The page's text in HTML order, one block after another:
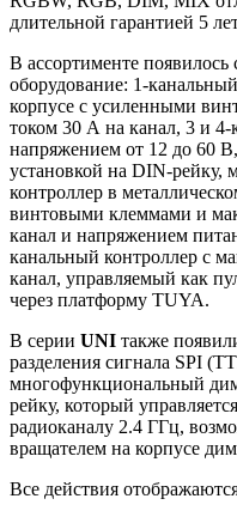
длительной гарантией 5
В ассортименте
оборудование: 1-
корпусе с усиленными
током 30 А на канал, 3 и 4-
напряжением от 12 до 60
установкой на DIN-
контроллер в
винтовыми клеммами и
канал и напряжением
канальный контроллер с
канал, управляемый как
через платформу TUYA.
В серии UNI также
разделения сигнала SPI
многофункциональный
рейку, который
радиоканалу 2.4 ГГц,
вращателем на корпусе
Все действия